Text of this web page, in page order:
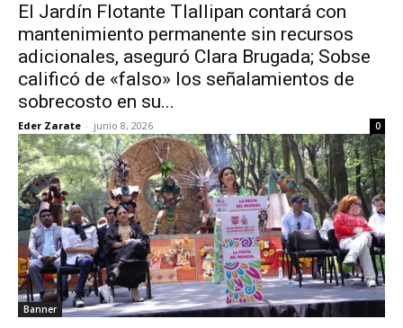
El Jardín Flotante Tlallipan contará con
mantenimiento permanente sin recursos
adicionales, aseguró Clara Brugada; Sobse
calificó de «falso» los señalamientos de
sobrecosto en su...
Eder Zarate - junio 8, 2026 0
Banner